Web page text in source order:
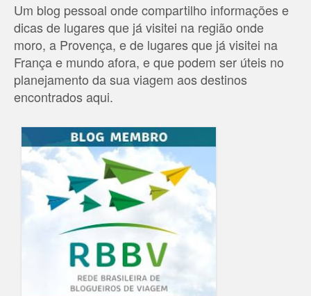
Um blog pessoal onde compartilho informações e
dicas de lugares que já visitei na região onde
moro, a Provença, e de lugares que já visitei na
França e mundo afora, e que podem ser úteis no
planejamento da sua viagem aos destinos
encontrados aqui.